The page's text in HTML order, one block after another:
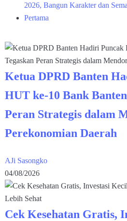
2026, Bangun Karakter dan
Pertama
Ketua DPRD Banten
HUT ke-10 Bank
Peran Strategis dalam
Perekonomian Daerah
AJi Sasongko
04/08/2026
Cek Kesehatan Gratis,